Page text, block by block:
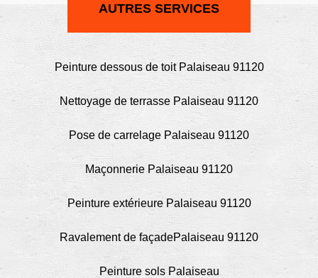
AUTRES SERVICES
Peinture dessous de toit Palaiseau 91120
Nettoyage de terrasse Palaiseau 91120
Pose de carrelage Palaiseau 91120
Maçonnerie Palaiseau 91120
Peinture extérieure Palaiseau 91120
Ravalement de façadePalaiseau 91120
Peinture sols Palaiseau